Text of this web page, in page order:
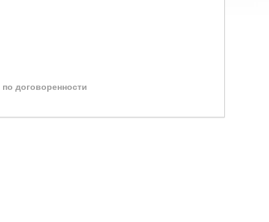
по договоренности